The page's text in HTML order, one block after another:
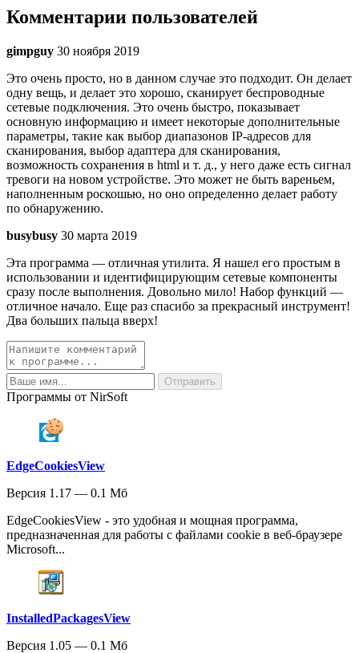
Комментарии пользователей
gimpguy 30 ноября 2019
Это очень просто, но в данном случае это подходит. Он делает
одну вещь, и делает это хорошо, сканирует беспроводные
сетевые подключения. Это очень быстро, показывает
основную информацию и имеет некоторые дополнительные
параметры, такие как выбор диапазонов IP-адресов для
сканирования, выбор адаптера для сканирования,
возможность сохранения в html и т. д., у него даже есть сигнал
тревоги на новом устройстве. Это может не быть вареньем,
наполненным роскошью, но оно определенно делает работу
по обнаружению.
busybusy 30 марта 2019
Эта программа — отличная утилита. Я нашел его простым в
использовании и идентифицирующим сетевые компоненты
сразу после выполнения. Довольно мило! Набор функций —
отличное начало. Еще раз спасибо за прекрасный инструмент!
Два больших пальца вверх!
Программы от NirSoft
EdgeCookiesView
Версия 1.17 — 0.1 Мб
EdgeCookiesView - это удобная и мощная программа,
предназначенная для работы с файлами cookie в веб-браузере
Microsoft...
InstalledPackagesView
Версия 1.05 — 0.1 Мб